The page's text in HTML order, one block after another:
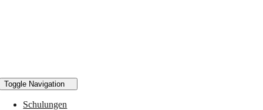
Toggle Navigation
Schulungen